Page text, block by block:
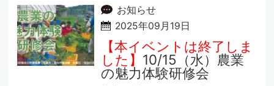
お知らせ
2025年09月19日
【本イベントは終了しま
した】 10/15（水）農業
の魅力体験研修会